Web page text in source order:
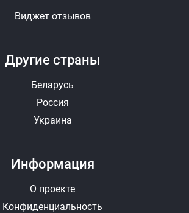
Другие страны
Беларусь
Россия
Украина
Виджет отзывов
Информация
О проекте
Конфиденциальность